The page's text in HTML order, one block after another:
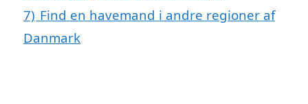
7) Find en havemand i andre regioner af
Danmark